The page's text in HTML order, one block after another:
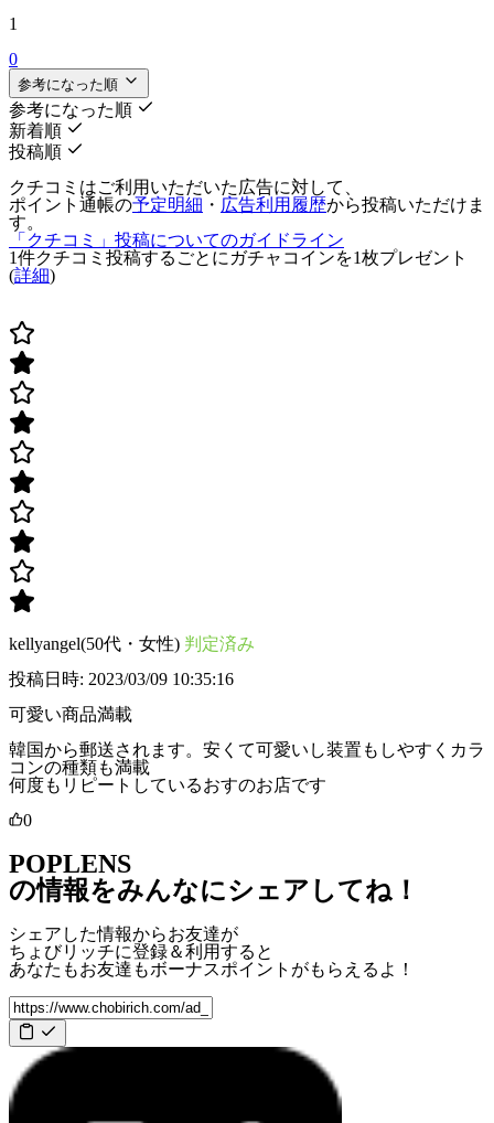
1
0
参考になった順
参考になった順
新着順
投稿順
クチコミはご利用いただいた広告に対して、
ポイント通帳の予定明細 ・ 広告利用履歴から投稿いただけま
す。
「クチコミ」投稿についてのガイドライン
1件クチコミ投稿するごとに ガチャコインを1枚プレゼント
(詳細)
kellyangel(50代・女性) 判定済み
投稿日時: 2023/03/09 10:35:16
可愛い商品満載
韓国から郵送されます。安くて可愛いし装置もしやすくカラ
コンの種類も満載
何度もリピートしているおすのお店です
0
POPLENS
の情報をみんなにシェアしてね！
シェアした情報からお友達が
ちょびリッチに登録＆利用すると
あなたもお友達もボーナスポイント がもらえるよ！